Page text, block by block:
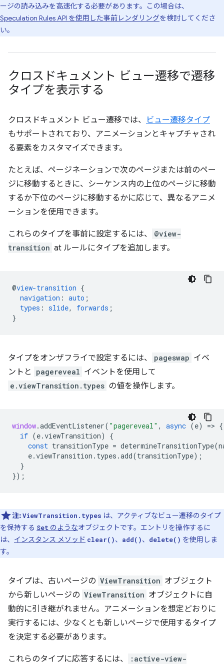
ージの読み込みを高速化する必要があります。この場合は、
Speculation Rules API を使用した事前レンダリングを検討してくださ
い。
クロスドキュメント ビュー遷移で遷移
タイプを表示する
クロスドキュメント ビュー遷移では、
ビュー遷移タイプ
もサポートされており、アニメーションとキャプチャされ
る要素をカスタマイズできます。
たとえば、ページネーションで次のページまたは前のペー
ジに移動するときに、シーケンス内の上位のページに移動
するか下位のページに移動するかに応じて、異なるアニメ
ーションを使用できます。
これらのタイプを事前に設定するには、
@view-
transition at ルールにタイプを追加します。
@view-transition {
navigation : auto ;
types : slide, forwards ;
}
タイプをオンザフライで設定するには、 pageswap イベ
ントと
pagereveal イベントを使用して
e.viewTransition.types の値を操作します。
window.addEventListener( "pagereveal" , async (e) => {
if (e.viewTransition)
{
const transitionType = determineTransitionType(
e.viewTransition . types .add(transitionType);
}
});
注:ViewTransition.types は、アクティブなビュー遷移のタイプ
を保持する Set のようなオブジェクトです。エントリを操作するに
は、 インスタンス メソッド clear()、 add()、 delete() を使用しま
す。
タイプは、古いページの ViewTransition オブジェクト
から新しいページの ViewTransition オブジェクトに自
動的に引き継がれません。アニメーションを想定どおりに
実行するには、少なくとも新しいページで使用するタイプ
を決定する必要があります。
これらのタイプに応答するには、 :active-view-